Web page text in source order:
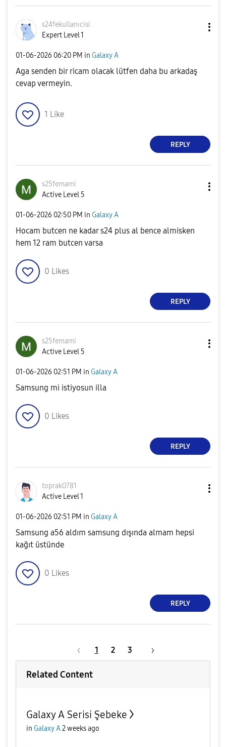
s24fekullanıcisi
Expert Level 1
‎01-06-2026 06:20 PM in Galaxy A
Aga senden bir ricam olacak lütfen daha bu arkadaş
cevap vermeyin.
1 Like
REPLY
s25femami
Active Level 5
‎01-06-2026 02:50 PM in Galaxy A
Hocam butcen ne kadar s24 plus al bence almisken
hem 12 ram butcen varsa
0 Likes
REPLY
s25femami
Active Level 5
‎01-06-2026 02:51 PM in Galaxy A
Samsung mi istiyosun illa
0 Likes
REPLY
toprak0781
Active Level 1
‎01-06-2026 02:51 PM in Galaxy A
Samsung a56 aldım samsung dışında almam hepsi
kağıt üstünde
0 Likes
REPLY
1 2 3
Related Content
Galaxy A Serisi Şebeke
in Galaxy A2 weeks ago